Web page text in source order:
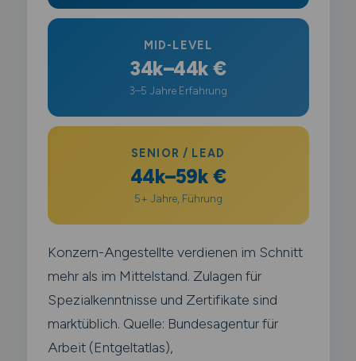
MID-LEVEL
34k–44k €
3–5 Jahre Erfahrung
SENIOR / LEAD
44k–59k €
5+ Jahre, Führung
Konzern-Angestellte verdienen im Schnitt
mehr als im Mittelstand. Zulagen für
Spezialkenntnisse und Zertifikate sind
marktüblich. Quelle: Bundesagentur für
Arbeit (Entgeltatlas),